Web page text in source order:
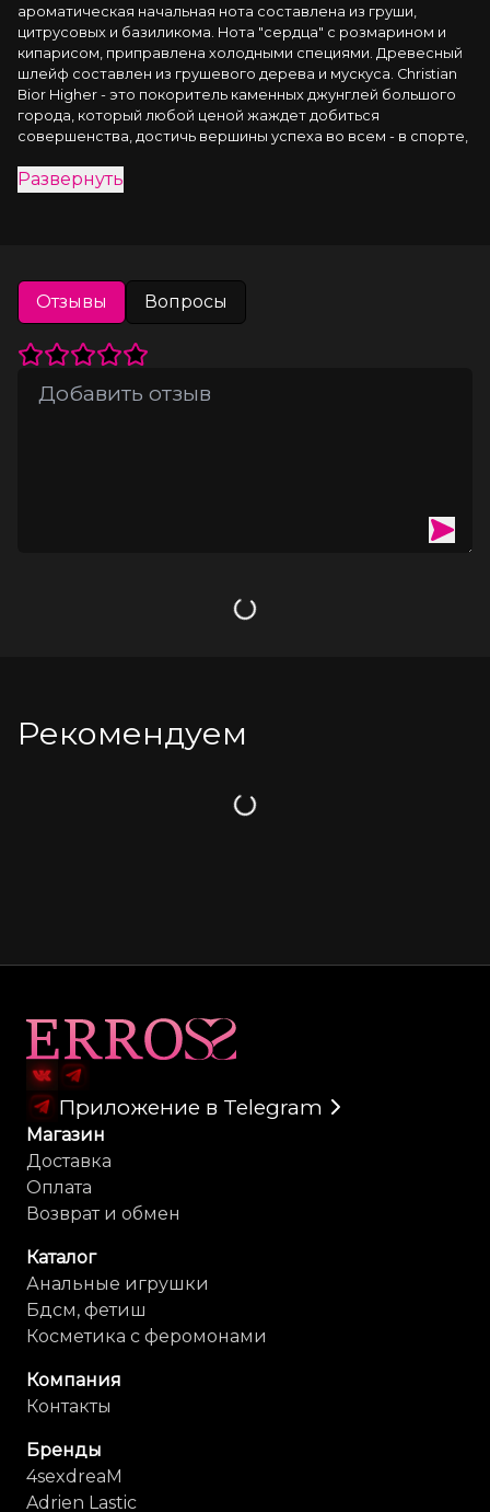
ароматическая начальная нота составлена из груши,
цитрусовых и базиликома. Нота "сердца" с розмарином и
кипарисом, приправлена холодными специями. Древесный
шлейф составлен из грушевого дерева и мускуса. Сhristian
Вior Higher - это покоритель каменных джунглей большого
города, который любой ценой жаждет добиться
совершенства, достичь вершины успеха во всем - в спорте,
Не содержат спирта, на масляной основе
Travel вариант. Можно взять с собой на работу, на
Стойкость. Содержат 20 % парфюмерных композиций
производятся во Франции
Развернуть
Отзывы Вопросы
Загрузка
Рекомендуем
Загрузка
Приложение в Telegram
Магазин
Доставка
Оплата
Возврат и обмен
Каталог
Анальные игрушки
Бдсм, фетиш
Косметика с феромонами
Компания
Контакты
Бренды
4sexdreaM
Adrien Lastic
Карта сайта